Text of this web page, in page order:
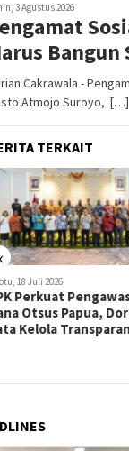
3 Agustus 2026
Bangun
Cakrawala -
Atmojo Suroyo, […]
TERKAIT
18 Juli 2026
Perkuat
Otsus Papua,
Kelola